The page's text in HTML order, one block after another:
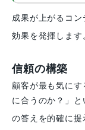
成果が上がるコ
効果を発揮します
信頼の構築
顧客が最も気に
に合うのか？」
の答えを的確に提